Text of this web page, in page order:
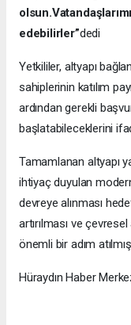
edebilirler”dedi
Yetkililer, altyapı
sahiplerinin katılım
ardından gerekli
başlatabileceklerini
Tamamlanan altyapı
ihtiyaç duyulan
devreye alınması
artırılması ve
önemli bir adım
Hüraydın Haber